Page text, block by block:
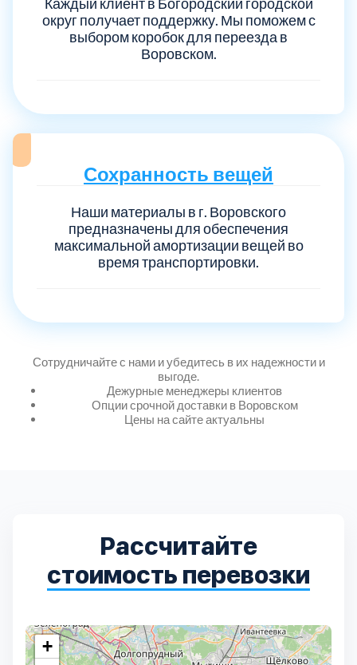
округ получает поддержку. Мы поможем с
выбором коробок для переезда в
Воровском.
Сохранность вещей
Наши материалы в г. Воровского
предназначены для обеспечения
максимальной амортизации вещей во
время транспортировки.
Сотрудничайте с нами и убедитесь в их надежности и
выгоде.
Дежурные менеджеры клиентов
Опции срочной доставки в Воровском
Цены на сайте актуальны
Рассчитайте
стоимость перевозки
+
Выберите город:
Богородский
Волоколамский
Воскресенский
Домодедовский
Зеленоградский
Истринский 11
Каширский 2